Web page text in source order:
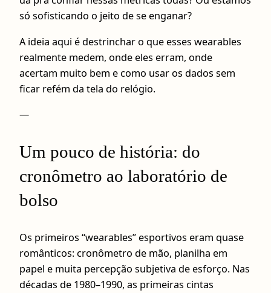
só sofisticando o jeito de se enganar?
A ideia aqui é destrinchar o que esses wearables
realmente medem, onde eles erram, onde
acertam muito bem e como usar os dados sem
ficar refém da tela do relógio.
—
Um pouco de história: do
cronômetro ao laboratório de
bolso
Os primeiros “wearables” esportivos eram quase
românticos: cronômetro de mão, planilha em
papel e muita percepção subjetiva de esforço. Nas
décadas de 1980–1990, as primeiras cintas